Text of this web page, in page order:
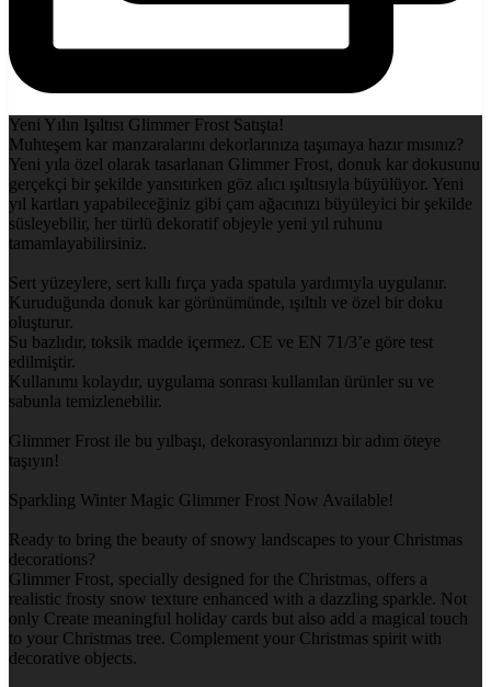
Yeni Yılın Işıltısı Glimmer Frost Satışta!
Muhteşem kar manzaralarını dekorlarınıza taşımaya hazır mısınız?
Yeni yıla özel olarak tasarlanan Glimmer Frost, donuk kar dokusunu
gerçekçi bir şekilde yansıtırken göz alıcı ışıltısıyla büyülüyor. Yeni
yıl kartları yapabileceğiniz gibi çam ağacınızı büyüleyici bir şekilde
süsleyebilir, her türlü dekoratif objeyle yeni yıl ruhunu
tamamlayabilirsiniz.
Sert yüzeylere, sert kıllı fırça yada spatula yardımıyla uygulanır.
Kuruduğunda donuk kar görünümünde, ışıltılı ve özel bir doku
oluşturur.
Su bazlıdır, toksik madde içermez. CE ve EN 71/3’e göre test
edilmiştir.
Kullanımı kolaydır, uygulama sonrası kullanılan ürünler su ve
sabunla temizlenebilir.
Glimmer Frost ile bu yılbaşı, dekorasyonlarınızı bir adım öteye
taşıyın!
Sparkling Winter Magic Glimmer Frost Now Available!
Ready to bring the beauty of snowy landscapes to your Christmas
decorations?
Glimmer Frost, specially designed for the Christmas, offers a
realistic frosty snow texture enhanced with a dazzling sparkle. Not
only Create meaningful holiday cards but also add a magical touch
to your Christmas tree. Complement your Christmas spirit with
decorative objects.